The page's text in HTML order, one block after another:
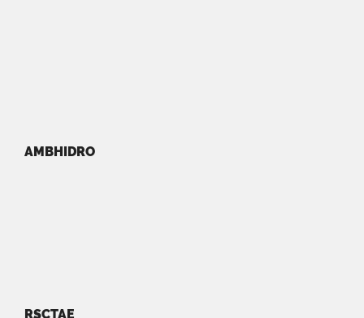
AMBHIDRO
RSCTAE